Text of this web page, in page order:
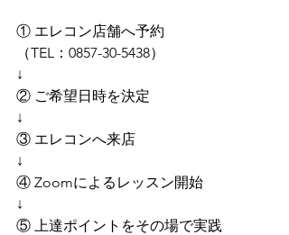
① エレコン店舗へ予約
（TEL：0857-30-5438）
↓
② ご希望日時を決定
↓
③ エレコンへ来店
↓
④ Zoomによるレッスン開始
↓
⑤ 上達ポイントをその場で実践